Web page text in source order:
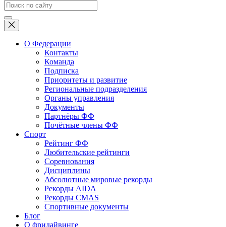
О Федерации
Контакты
Команда
Подписка
Приоритеты и развитие
Региональные подразделения
Органы управления
Документы
Партнёры ФФ
Почётные члены ФФ
Спорт
Рейтинг ФФ
Любительские рейтинги
Соревнования
Дисциплины
Абсолютные мировые рекорды
Рекорды AIDA
Рекорды CMAS
Спортивные документы
Блог
О фридайвинге